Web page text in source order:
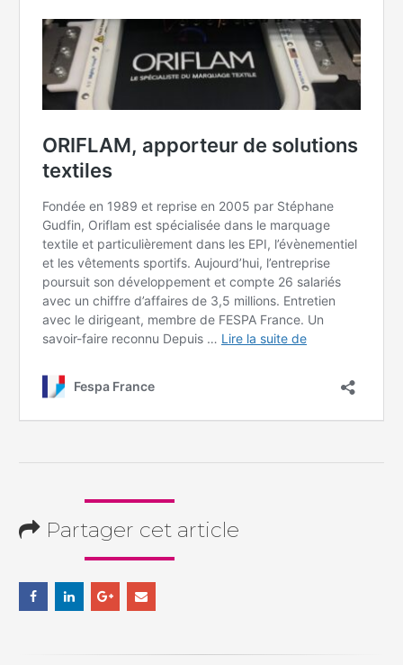
Partager cet article